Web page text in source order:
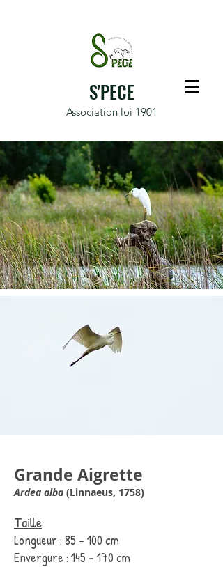
Association loi 1901
S'PECE
Grande Aigrette
Ardea alba (Linnaeus, 1758)
Taille
Longueur : 85 - 100 cm
Envergure : 145 - 170 cm